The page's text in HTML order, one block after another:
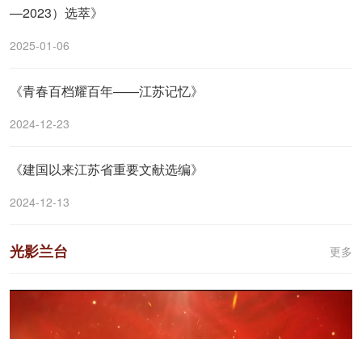
—2023）选萃》
2025-01-06
《青春百档耀百年——江苏记忆》
2024-12-23
《建国以来江苏省重要文献选编》
2024-12-13
光影兰台 更多